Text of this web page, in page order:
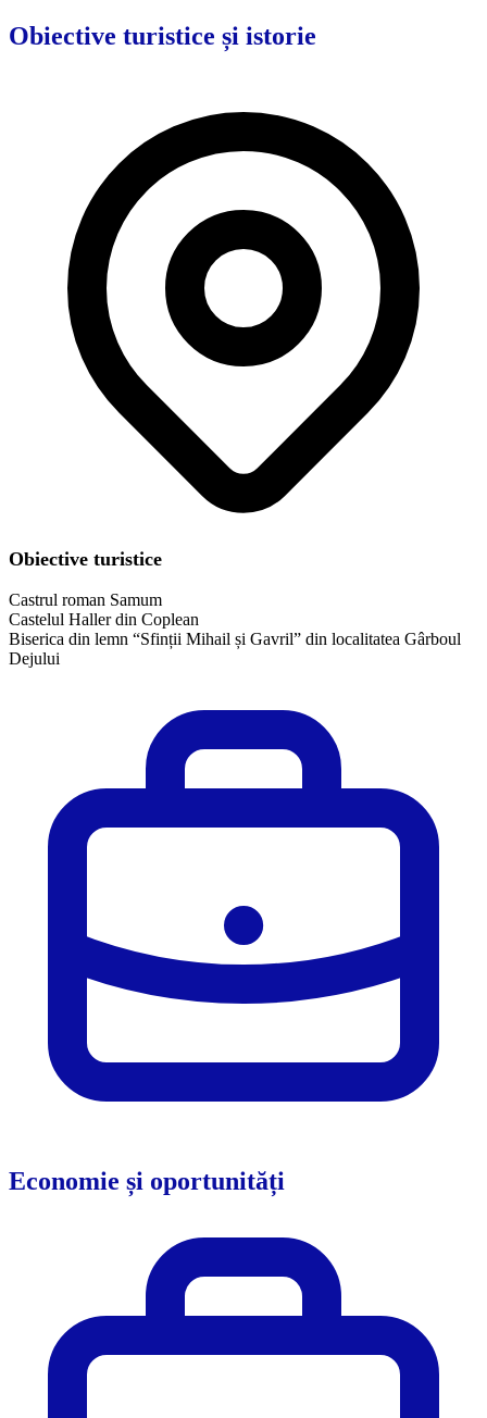
Obiective turistice și istorie
Obiective turistice
Castrul roman Samum
Castelul Haller din Coplean
​Biserica din lemn “Sfinții Mihail și Gavril” din localitatea Gârboul
Dejului
Economie și oportunități